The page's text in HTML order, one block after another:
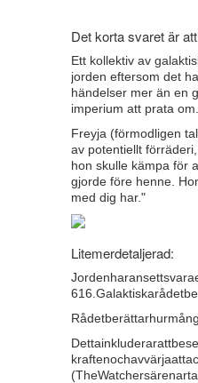
Det korta svaret är
Ett kollektiv av
jorden eftersom det
händelser mer än en
imperium att prata om.
Freyja (förmodligen
av potentiellt
hon skulle kämpa för
gjorde före henne.
med dig har."
Litemerdetaljerad: